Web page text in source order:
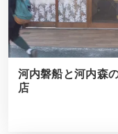
河内磐船と河内森
店